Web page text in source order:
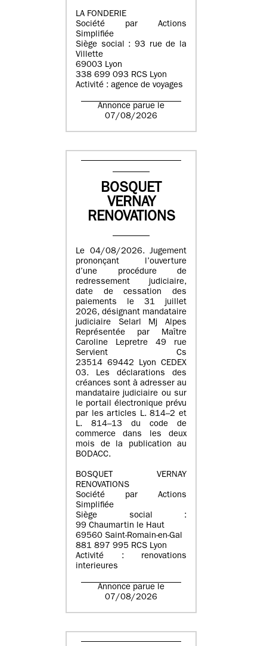
LA FONDERIE
Société par Actions
Simplifiée
Siège social : 93 rue de la
Villette
69003 Lyon
338 699 093 RCS Lyon
Activité : agence de voyages
Annonce parue le
07/08/2026
BOSQUET
VERNAY
RENOVATIONS
Le 04/08/2026. Jugement
prononçant l’ouverture
d’une procédure de
redressement judiciaire,
date de cessation des
paiements le 31 juillet
2026, désignant mandataire
judiciaire Selarl Mj Alpes
Représentée par Maître
Caroline Lepretre 49 rue
Servient Cs
23514 69442 Lyon CEDEX
03. Les déclarations des
créances sont à adresser au
mandataire judiciaire ou sur
le portail électronique prévu
par les articles L. 814–2 et
L. 814–13 du code de
commerce dans les deux
mois de la publication au
BODACC.
BOSQUET VERNAY
RENOVATIONS
Société par Actions
Simplifiée
Siège social :
99 Chaumartin le Haut
69560 Saint-Romain-en-Gal
881 897 995 RCS Lyon
Activité : renovations
interieures
Annonce parue le
07/08/2026